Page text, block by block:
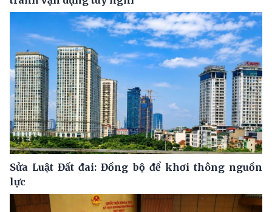
Sửa Luật Đất đai: Đồng bộ để khơi thông nguồn
lực